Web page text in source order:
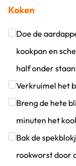
Klik om dit
Koken
Doe de
kookpan en
half onder
Klik om dit
Verkruimel het
Klik om dit
Breng de hete
minuten het
Klik om dit
Bak de
rookworst door